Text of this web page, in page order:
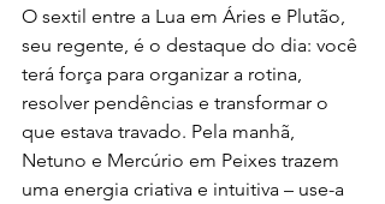
O sextil entre a Lua em Áries e Plutão,
seu regente, é o destaque do dia: você
terá força para organizar a rotina,
resolver pendências e transformar o
que estava travado. Pela manhã,
Netuno e Mercúrio em Peixes trazem
uma energia criativa e intuitiva – use-a